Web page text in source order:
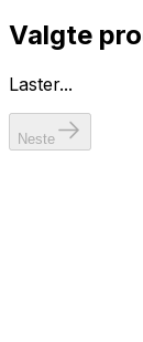
Valgte
Laster...
Neste